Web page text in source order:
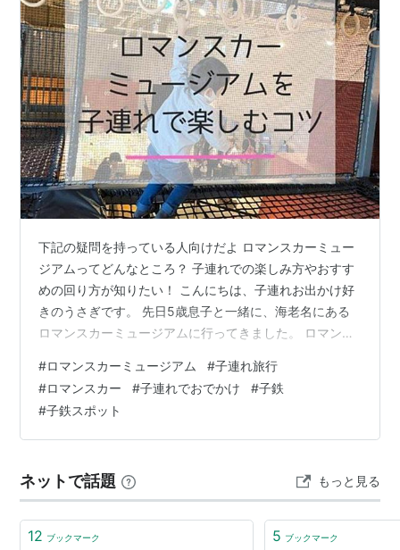
下記の疑問を持っている人向けだよ ロマンスカーミュー
ジアムってどんなところ？ 子連れでの楽しみ方やおすす
めの回り方が知りたい！ こんにちは、子連れお出かけ好
きのうさぎです。 先日5歳息子と一緒に、海老名にある
ロマンスカーミュージアムに行ってきました。 ロマンス
マンスカーの展示はもちろん、体験型展示や小田急沿線
観光スポットのジオラマを楽しめますよ♡ 本記事ではロ
マンスカーミュージアムを100倍楽しむ方法や回り方のコ
ツについてお話していきますね。 ロマンスカーミュージ
基本情報・アクセス ロマン…
#ロマンスカーミュージアム #子連れ旅行
#ロマンスカー #子連れでおでかけ #子鉄
#子鉄スポット
ネットで話題 もっと見る
12 ブックマーク 5 ブックマーク